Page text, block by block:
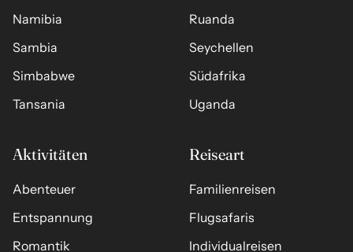
Namibia
Ruanda
Sambia
Seychellen
Simbabwe
Südafrika
Tansania
Uganda
Aktivitäten
Abenteuer
Entspannung
Romantik
Reiseart
Familienreisen
Flugsafaris
Individualreisen